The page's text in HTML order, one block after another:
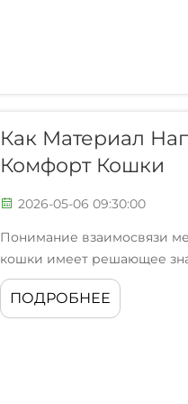
Как Материал
Комфорт Кошки
2026-05-06 09:30:00
Понимание взаимосвязи
кошки имеет решающее
обеспечить своим
выбираете, напрямую
ПОДРОБНЕЕ